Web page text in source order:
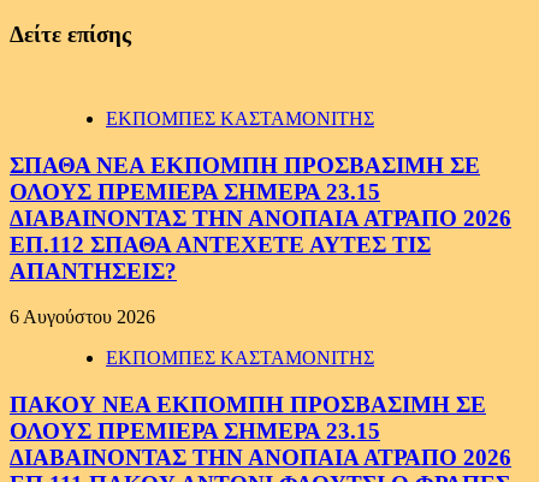
Δείτε επίσης
ΕΚΠΟΜΠΕΣ ΚΑΣΤΑΜΟΝΙΤΗΣ
ΣΠΑΘΑ ΝΕΑ ΕΚΠΟΜΠΗ ΠΡΟΣΒΑΣΙΜΗ ΣΕ
ΟΛΟΥΣ ΠΡΕΜΙΕΡΑ ΣΗΜΕΡΑ 23.15
ΔΙΑΒΑΙΝΟΝΤΑΣ ΤΗΝ ΑΝΟΠΑΙΑ ΑΤΡΑΠΟ 2026
ΕΠ.112 ΣΠΑΘΑ ΑΝΤΕΧΕΤΕ ΑΥΤΕΣ ΤΙΣ
ΑΠΑΝΤΗΣΕΙΣ?
6 Αυγούστου 2026
ΕΚΠΟΜΠΕΣ ΚΑΣΤΑΜΟΝΙΤΗΣ
ΠΑΚΟΥ ΝΕΑ ΕΚΠΟΜΠΗ ΠΡΟΣΒΑΣΙΜΗ ΣΕ
ΟΛΟΥΣ ΠΡΕΜΙΕΡΑ ΣΗΜΕΡΑ 23.15
ΔΙΑΒΑΙΝΟΝΤΑΣ ΤΗΝ ΑΝΟΠΑΙΑ ΑΤΡΑΠΟ 2026